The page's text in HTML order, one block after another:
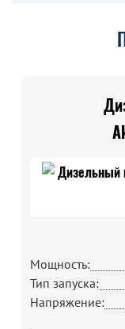
Мощность:
Тип запуска:
Напряжение: